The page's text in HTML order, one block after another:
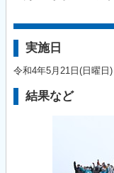
実施日
令和4年5月21日(日曜日)
結果など